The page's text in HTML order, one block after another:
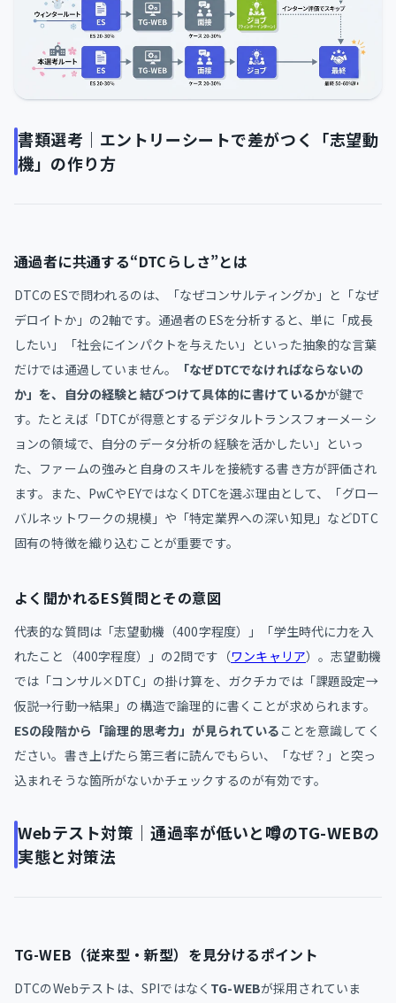
書類選考｜エントリーシートで差がつく「志望動
機」の作り方
通過者に共通する“DTCらしさ”とは
DTCのESで問われるのは、「なぜコンサルティングか」と「なぜ
デロイトか」の2軸です。通過者のESを分析すると、単に「成長
したい」「社会にインパクトを与えたい」といった抽象的な言葉
だけでは通過していません。
「なぜDTCでなければならないの
か」を、自分の経験と結びつけて具体的に書けているかが鍵で
す。たとえば「DTCが得意とするデジタルトランスフォーメーシ
ョンの領域で、自分のデータ分析の経験を活かしたい」といっ
た、ファームの強みと自身のスキルを接続する書き方が評価され
ます。また、PwCやEYではなくDTCを選ぶ理由として、「グロー
バルネットワークの規模」や「特定業界への深い知見」などDTC
固有の特徴を織り込むことが重要です。
よく聞かれるES質問とその意図
代表的な質問は「志望動機（400字程度）」「学生時代に力を入
れたこと（400字程度）」の2問です（ワンキャリア）。志望動機
では「コンサル×DTC」の掛け算を、ガクチカでは「課題設定→
仮説→行動→結果」の構造で論理的に書くことが求められます。
ESの段階から「論理的思考力」が見られている ことを意識してく
ださい。書き上げたら第三者に読んでもらい、「なぜ？」と突っ
込まれそうな箇所がないかチェックするのが有効です。
Webテスト対策｜通過率が低いと噂のTG-WEBの
実態と対策法
TG-WEB（従来型・新型）を見分けるポイント
DTCのWebテストは、SPIではなく TG-WEBが採用されていま